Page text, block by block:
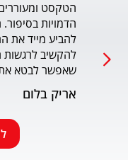
ורגשית בגובה
אריק בלום